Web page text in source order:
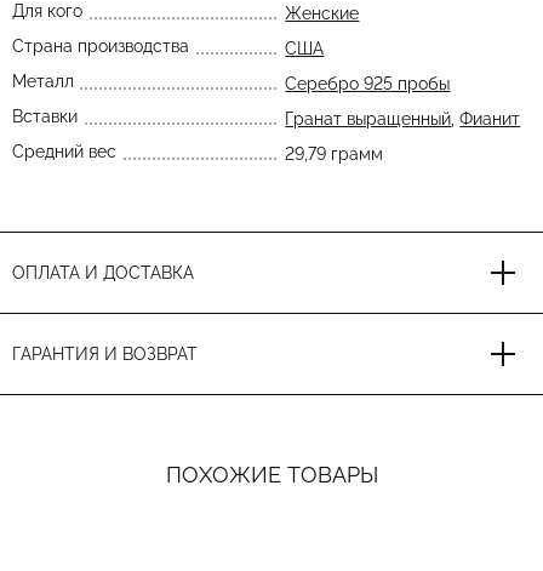
Для кого
Женские
Страна производства
США
Металл
Серебро 925 пробы
Вставки
Гранат выращенный ,Фианит
Средний вес
29,79 грамм
ОПЛАТА И ДОСТАВКА
ГАРАНТИЯ И ВОЗВРАТ
ПОХОЖИЕ ТОВАРЫ